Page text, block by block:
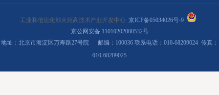
工业和信息化部火炬高技术产业开发中心 京ICP备05034026号-9
京公网安备 11010202000532号
地址：北京市海淀区万寿路27号院 邮编：100036 联系电话：010-68209024 传真：
010-68209025